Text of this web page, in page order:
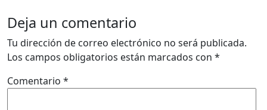
Deja un comentario
Tu dirección de correo electrónico no será publicada.
Los campos obligatorios están marcados con *
Comentario *